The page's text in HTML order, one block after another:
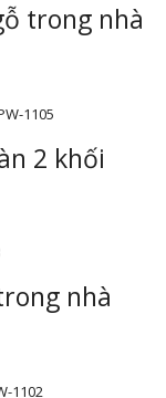
trong nhà
2 khối
nhà